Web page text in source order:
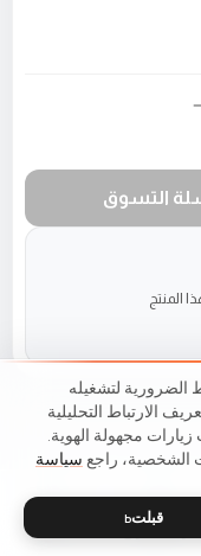
التسوق
المنتج
مفضلات
الضرورية لتشغيله
الارتباط التحليلية
مجهولة الهوية.
الشخصية، راجع سياسة
قبلتь